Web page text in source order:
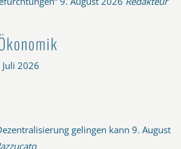
2026
gelingen kann 9. August